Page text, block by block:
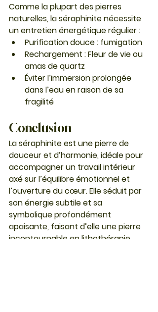
Comme la plupart des pierres
naturelles, la séraphinite nécessite
un entretien énergétique régulier :
Purification douce : fumigation
Rechargement : Fleur de vie ou
amas de quartz
Éviter l’immersion prolongée
dans l’eau en raison de sa
fragilité
Conclusion
La séraphinite est une pierre de
douceur et d’harmonie, idéale pour
accompagner un travail intérieur
axé sur l’équilibre émotionnel et
l’ouverture du cœur. Elle séduit par
son énergie subtile et sa
symbolique profondément
apaisante, faisant d’elle une pierre
incontournable en lithothérapie.